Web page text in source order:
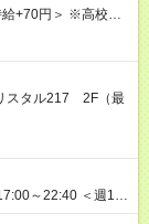
※最大12ヶ月の間
スタル217 2F（最
～22:40 ＜週1日
の勤務 ・シフ